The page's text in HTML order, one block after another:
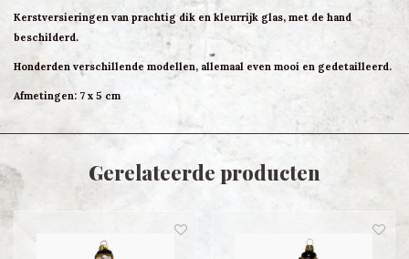
Kerstversieringen van prachtig dik en kleurrijk glas, met de hand
beschilderd.
Honderden verschillende modellen, allemaal even mooi en gedetailleerd.
Afmetingen: 7 x 5 cm
Gerelateerde producten